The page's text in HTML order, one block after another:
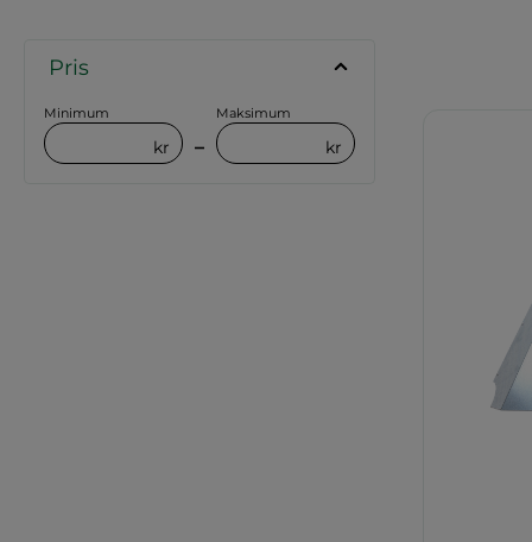
Pris
Minimum
kr –
Maksimum
kr